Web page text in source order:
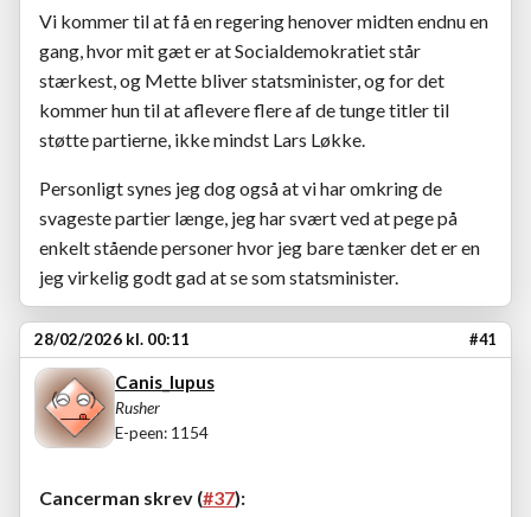
Vi kommer til at få en regering henover midten endnu en
gang, hvor mit gæt er at Socialdemokratiet står
stærkest, og Mette bliver statsminister, og for det
kommer hun til at aflevere flere af de tunge titler til
støtte partierne, ikke mindst Lars Løkke.
Personligt synes jeg dog også at vi har omkring de
svageste partier længe, jeg har svært ved at pege på
enkelt stående personer hvor jeg bare tænker det er en
jeg virkelig godt gad at se som statsminister.
28/02/2026 kl. 00:11 #41
Canis_lupus
Rusher
E-peen: 1154
Cancerman skrev (#37):